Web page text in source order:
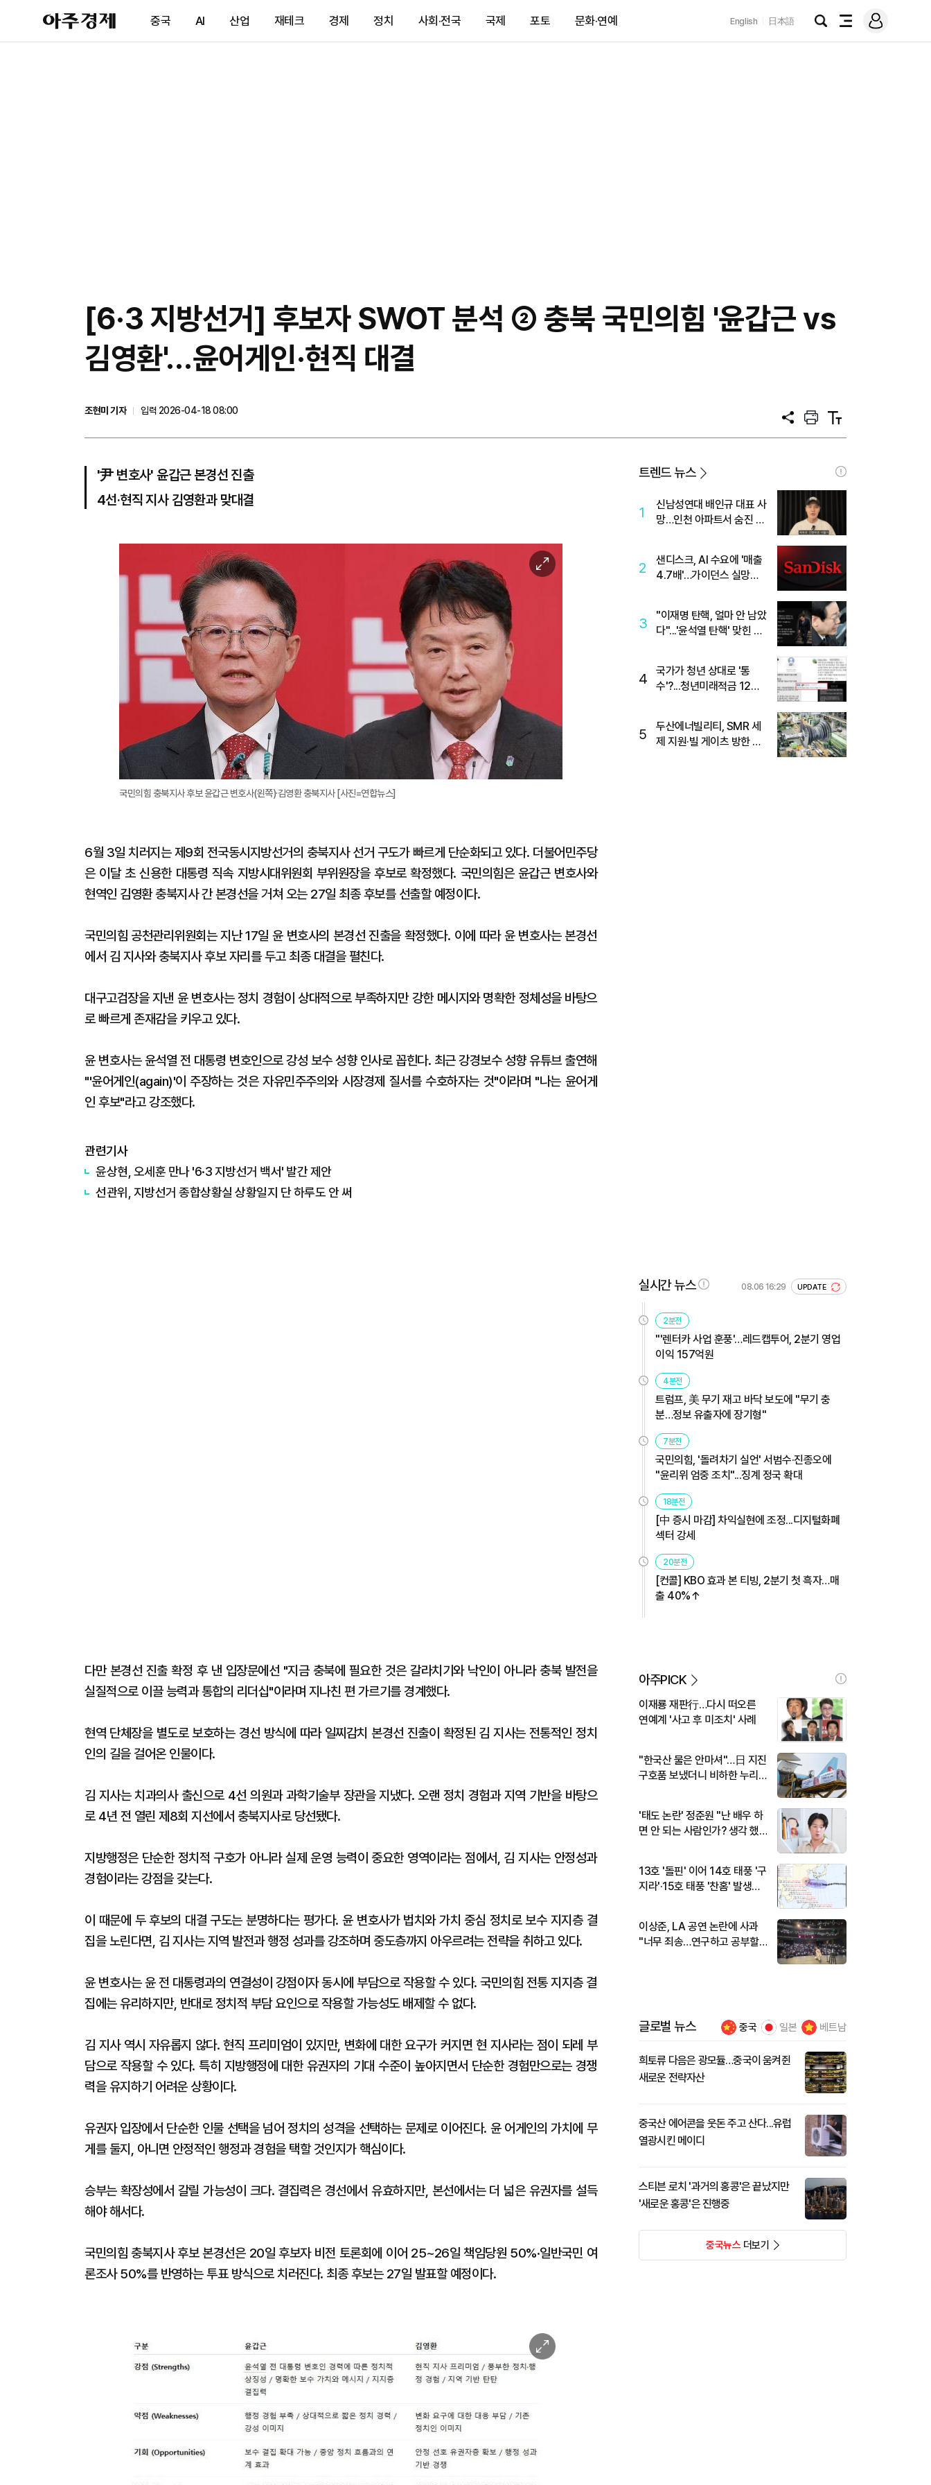
아
주
제
중국 AI 산업 재테크 경제 정치 사회·전국 국제 포토 문화·연예 English 日本語
검
전
메
그
[6·3 지방선거] 후보자 SWOT 분석 ② 충북 국민의힘 '윤갑근 vs
김영환'…윤어게인·현직 대결
조현미 기자
입력 2026-04-18 08:00
공
프
트
텍
트
'尹 변호사' 윤갑근 본경선 진출
4선·현직 지사 김영환과 맞대결
이
미
국민의힘 충북지사 후보 윤갑근 변호사(왼쪽)·김영환 충북지사 [사진=연합뉴스]
6월 3일 치러지는 제9회 전국동시지방선거의 충북지사 선거 구도가 빠르게 단순화되고 있다. 더불어민주당
은 이달 초 신용한 대통령 직속 지방시대위원회 부위원장을 후보로 확정했다. 국민의힘은 윤갑근 변호사와
현역인 김영환 충북지사 간 본경선을 거쳐 오는 27일 최종 후보를 선출할 예정이다.
국민의힘 공천관리위원회는 지난 17일 윤 변호사의 본경선 진출을 확정했다. 이에 따라 윤 변호사는 본경선
에서 김 지사와 충북지사 후보 자리를 두고 최종 대결을 펼친다.
대구고검장을 지낸 윤 변호사는 정치 경험이 상대적으로 부족하지만 강한 메시지와 명확한 정체성을 바탕으
로 빠르게 존재감을 키우고 있다.
윤 변호사는 윤석열 전 대통령 변호인으로 강성 보수 성향 인사로 꼽힌다. 최근 강경보수 성향 유튜브 출연해
"'윤어게인(again)'이 주장하는 것은 자유민주주의와 시장경제 질서를 수호하자는 것"이라며 "나는 윤어게
인 후보"라고 강조했다.
관련기사
윤상현, 오세훈 만나 '6·3 지방선거 백서' 발간 제안
선관위, 지방선거 종합상황실 상황일지 단 하루도 안 써
다만 본경선 진출 확정 후 낸 입장문에선 "지금 충북에 필요한 것은 갈라치기와 낙인이 아니라 충북 발전을
실질적으로 이끌 능력과 통합의 리더십"이라며 지나친 편 가르기를 경계했다.
현역 단체장을 별도로 보호하는 경선 방식에 따라 일찌감치 본경선 진출이 확정된 김 지사는 전통적인 정치
인의 길을 걸어온 인물이다.
김 지사는 치과의사 출신으로 4선 의원과 과학기술부 장관을 지냈다. 오랜 정치 경험과 지역 기반을 바탕으
로 4년 전 열린 제8회 지선에서 충북지사로 당선됐다.
지방행정은 단순한 정치적 구호가 아니라 실제 운영 능력이 중요한 영역이라는 점에서, 김 지사는 안정성과
경험이라는 강점을 갖는다.
이 때문에 두 후보의 대결 구도는 분명하다는 평가다. 윤 변호사가 법치와 가치 중심 정치로 보수 지지층 결
집을 노린다면, 김 지사는 지역 발전과 행정 성과를 강조하며 중도층까지 아우르려는 전략을 취하고 있다.
윤 변호사는 윤 전 대통령과의 연결성이 강점이자 동시에 부담으로 작용할 수 있다. 국민의힘 전통 지지층 결
집에는 유리하지만, 반대로 정치적 부담 요인으로 작용할 가능성도 배제할 수 없다.
김 지사 역시 자유롭지 않다. 현직 프리미엄이 있지만, 변화에 대한 요구가 커지면 현 지사라는 점이 되레 부
담으로 작용할 수 있다. 특히 지방행정에 대한 유권자의 기대 수준이 높아지면서 단순한 경험만으로는 경쟁
력을 유지하기 어려운 상황이다.
유권자 입장에서 단순한 인물 선택을 넘어 정치의 성격을 선택하는 문제로 이어진다. 윤 어게인의 가치에 무
게를 둘지, 아니면 안정적인 행정과 경험을 택할 것인지가 핵심이다.
승부는 확장성에서 갈릴 가능성이 크다. 결집력은 경선에서 유효하지만, 본선에서는 더 넓은 유권자를 설득
해야 해서다.
국민의힘 충북지사 후보 본경선은 20일 후보자 비전 토론회에 이어 25~26일 책임당원 50%·일반국민 여
론조사 50%를 반영하는 투표 방식으로 치러진다. 최종 후보는 27일 발표할 예정이다.
이
미
트렌드 뉴스
1
신남성연대 배인규 대표 사
망…인천 아파트서 숨진 채
2
샌디스크, AI 수요에 '매출
4.7배'…가이던스 실망에
3
"이재명 탄핵, 얼마 안 남았
다"...'윤석열 탄핵' 맞힌 무
4
국가가 청년 상대로 '통
수'?...청년미래적금 12%
5
두산에너빌리티, SMR 세
제 지원·빌 게이츠 방한 기
실시간 뉴스 08.06 16:29 UPDATE
2분전
"'렌터카 사업 훈풍'…레드캡투어, 2분기 영업
이익 157억원
4분전
트럼프, 美 무기 재고 바닥 보도에 "무기 충
분…정보 유출자에 장기형"
7분전
국민의힘, '돌려차기 실언' 서범수·진종오에
"윤리위 엄중 조치"...징계 정국 확대
18분전
[中 증시 마감] 차익실현에 조정...디지털화폐
섹터 강세
20분전
[컨콜] KBO 효과 본 티빙, 2분기 첫 흑자…매
출 40%↑
아주PICK
이재룡 재판行…다시 떠오른
연예계 '사고 후 미조치' 사례
"한국산 물은 안마셔"…日 지진
구호품 보냈더니 비하한 누리
'태도 논란' 정준원 "난 배우 하
면 안 되는 사람인가? 생각 했
13호 '돌핀' 이어 14호 태풍 '구
지라'·15호 태풍 '찬홈' 발생…
이상준, LA 공연 논란에 사과
"너무 죄송…연구하고 공부할
글로벌 뉴스 중국 일본 베트남
희토류 다음은 광모듈…중국이 움켜쥔
새로운 전략자산
중국산 에어콘을 웃돈 주고 산다...유럽
열광시킨 메이디
스티븐 로치 '과거의 홍콩'은 끝났지만
'새로운 홍콩'은 진행중
중국뉴스더보기